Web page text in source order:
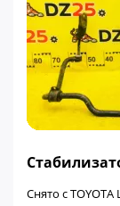
Снято с TOYOTA